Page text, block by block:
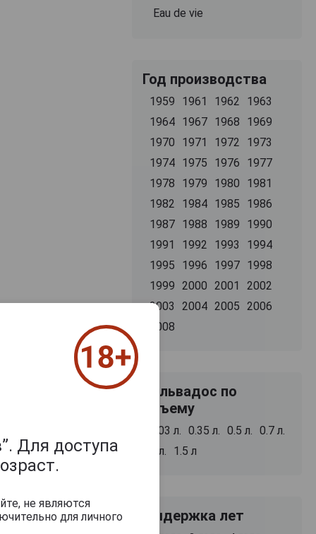
Eau de vie
Год производства
1959 1961 1962
1963
1964 1967 1968
1969
1970
1971 1972
1973
1974 1975 1976
1977
1978
1979 1980
1981
1982
1984 1985
1986
1987 1988 1989
1990
1991
1992 1993
1994
1995
1996 1997 1998
1999
2000 2001
2002
2003
2004 2005
2006
2008
Кальвадос по
объему
0.03 л. 0.35 л. 0.5 л.
0.7 л.
1 л.
1.5 л
Выдержка лет
Для доступа
не являются
для личного